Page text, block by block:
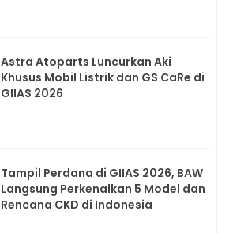
Astra Atoparts Luncurkan Aki
Khusus Mobil Listrik dan GS CaRe di
GIIAS 2026
Tampil Perdana di GIIAS 2026, BAW
Langsung Perkenalkan 5 Model dan
Rencana CKD di Indonesia